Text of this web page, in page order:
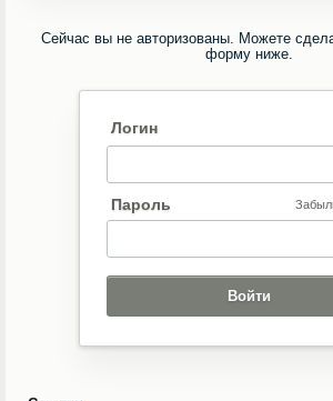
Сейчас вы не авторизованы. Можете
форму ниже.
Логин
Пароль